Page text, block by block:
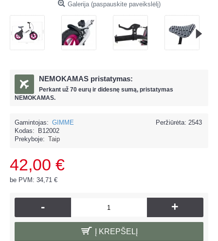
Galerija (paspauskite paveikslėlį)
NEMOKAMAS pristatymas:
Perkant už 70 eurų ir didesnę sumą, pristatymas
NEMOKAMAS.
Peržiūrėta: 2543
Gamintojas: GIMME
Kodas:
B12002
Prekyboje: Taip
42,00 €
be PVM: 34,71 €
- +
Į KREPŠELĮ